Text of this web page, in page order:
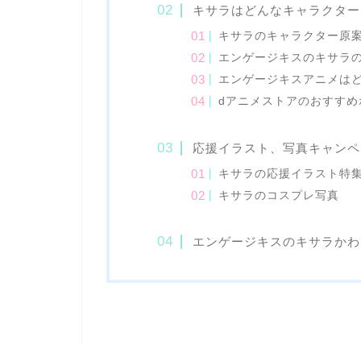
キサラはどんなキャラクタ
キサラのキャラクター原
エンゲージキスのキサラ
エンゲージキスアニメは
dアニメストアのおすす
応援イラスト、写真キャン
キサラの応援イラスト特
キサラのコスプレ写真
エンゲージキスのキサラか